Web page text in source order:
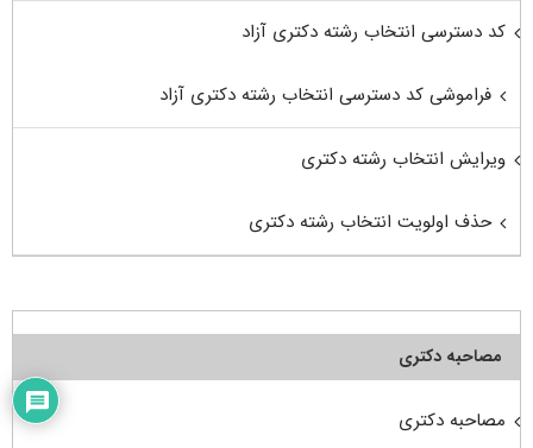
کد دسترسی انتخاب رشته دکتری آزاد
فراموشی کد دسترسی انتخاب رشته دکتری آزاد
ویرایش انتخاب رشته دکتری
حذف اولویت انتخاب رشته دکتری
مصاحبه دکتری
مصاحبه دکتری